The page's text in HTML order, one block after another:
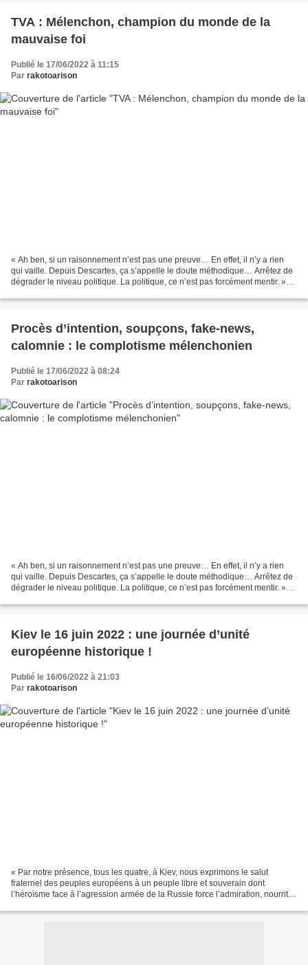
TVA : Mélenchon, champion du monde de la
mauvaise foi
Publié le 17/06/2022 à 11:15
Par rakotoarison
« Ah ben, si un raisonnement n’est pas une preuve… En effet, il n’y a rien
qui vaille. Depuis Descartes, ça s’appelle le doute méthodique… Arrêtez de
dégrader le niveau politique. La politique, ce n’est pas forcément mentir. »
Procès d’intention, soupçons, fake-news,
calomnie : le complotisme mélenchonien
Publié le 17/06/2022 à 08:24
Par rakotoarison
« Ah ben, si un raisonnement n’est pas une preuve… En effet, il n’y a rien
qui vaille. Depuis Descartes, ça s’appelle le doute méthodique… Arrêtez de
dégrader le niveau politique. La politique, ce n’est pas forcément mentir. »
Kiev le 16 juin 2022 : une journée d’unité
européenne historique !
Publié le 16/06/2022 à 21:03
Par rakotoarison
« Par notre présence, tous les quatre, à Kiev, nous exprimons le salut
fraternel des peuples européens à un peuple libre et souverain dont
l’héroïsme face à l’agression armée de la Russie force l’admiration, nourrit le